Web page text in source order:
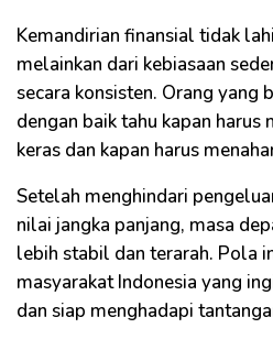
Kemandirian finansial tidak
melainkan dari kebiasaan
secara konsisten. Orang yang
dengan baik tahu kapan harus
keras dan kapan harus
Setelah menghindari
nilai jangka panjang, masa
lebih stabil dan terarah. Pola
masyarakat Indonesia yang
dan siap menghadapi